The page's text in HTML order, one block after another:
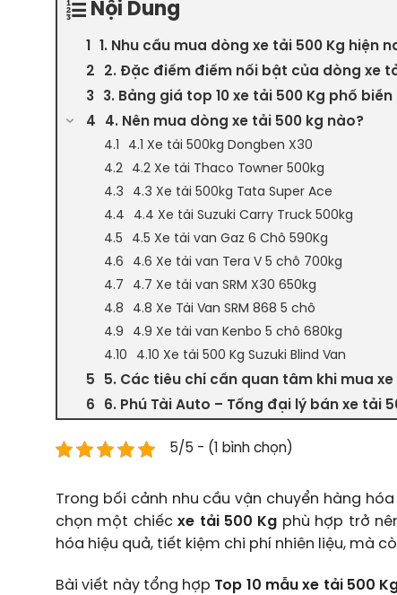
Nội Dung
1. Nhu cầu mua dòng xe tải 500 Kg hiện
2. Đặc điểm điểm nổi bật của dòng xe
3. Bảng giá top 10 xe tải 500 Kg phổ biến
4. Nên mua dòng xe tải 500 kg nào?
4.1 Xe tải 500kg Dongben X30
4.2 Xe tải Thaco Towner 500kg
4.3 Xe tải 500kg Tata Super Ace
4.4 Xe tải Suzuki Carry Truck 500kg
4.5 Xe tải van Gaz 6 Chỗ 590Kg
4.6 Xe tải van Tera V 5 chỗ 700kg
4.7 Xe tải van SRM X30 650kg
4.8 Xe Tải Van SRM 868 5 chỗ
4.9 Xe tải van Kenbo 5 chỗ 680kg
4.10 Xe tải 500 Kg Suzuki Blind Van
5. Các tiêu chí cần quan tâm khi mua xe
6. Phú Tài Auto – Tổng đại lý bán xe tải
5/5 - (1 bình chọn)
Trong bối cảnh nhu cầu vận chuyển hàng
chọn một chiếcxe tải 500 Kg phù hợp trở
hóa hiệu quả, tiết kiệm chi phí nhiên liệu, mà
Bài viết này tổng hợp Top 10 mẫu xe tải 500